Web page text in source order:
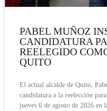
PABEL MUÑOZ
CANDIDATURA
REELEGIDO
QUITO
El actual alcalde de Quito,
candidatura a la reelección
jueves 6 de agosto de 2026 en